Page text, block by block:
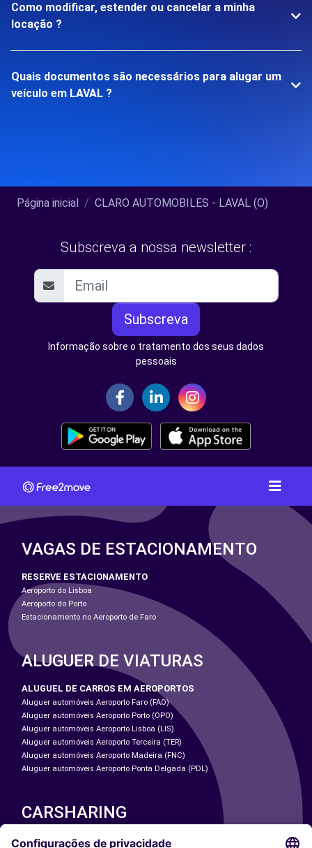
Como modificar, estender ou cancelar a minha
locação ?
Quais documentos são necessários para alugar um
veículo em LAVAL ?
Página inicial CLARO AUTOMOBILES - LAVAL (O)
Subscreva a nossa newsletter :
Subscreva
Informação sobre o tratamento dos seus dados
pessoais
VAGAS DE ESTACIONAMENTO
RESERVE ESTACIONAMENTO
Aeroporto do Lisboa
Aeroporto do Porto
Estacionamento no Aeroporto de Faro
ALUGUER DE VIATURAS
ALUGUEL DE CARROS EM AEROPORTOS
Aluguer automóveis Aeroporto Faro (FAO)
Aluguer automóveis Aeroporto Porto (OPO)
Aluguer automóveis Aeroporto Lisboa (LIS)
Aluguer automóveis Aeroporto Terceira (TER)
Aluguer automóveis Aeroporto Madeira (FNC)
Aluguer automóveis Aeroporto Ponta Delgada (PDL)
CARSHARING
NOSSAS CIDADES